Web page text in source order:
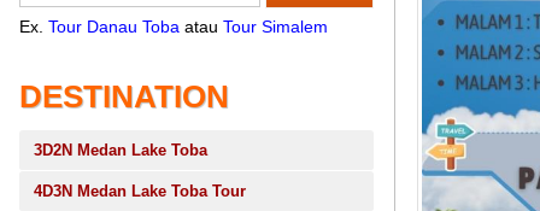
Ex. Tour Danau Toba atau Tour Simalem
DESTINATION
3D2N Medan Lake Toba
4D3N Medan Lake Toba Tour